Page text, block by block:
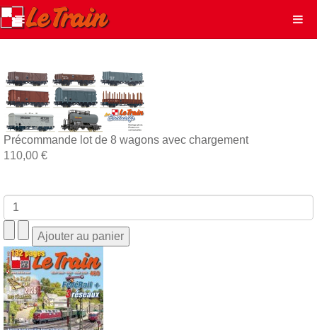
Précommande lot de 8 wagons avec chargement
110,00 €